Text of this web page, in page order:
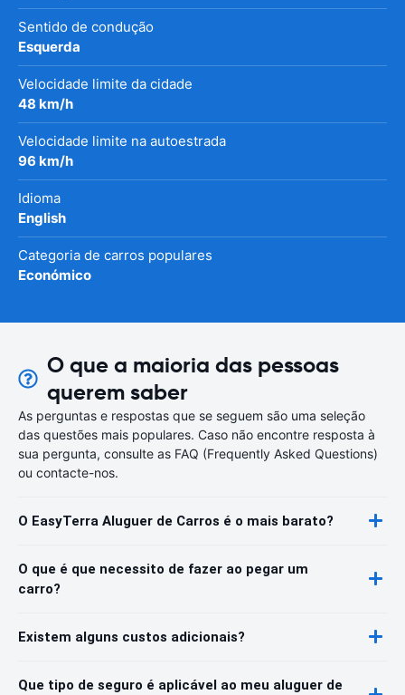
Sentido de condução
Esquerda
Velocidade limite da cidade
48 km/h
Velocidade limite na autoestrada
96 km/h
Idioma
English
Categoria de carros populares
Económico
O que a maioria das pessoas
querem saber
As perguntas e respostas que se seguem são uma seleção
das questões mais populares. Caso não encontre resposta à
sua pergunta, consulte as FAQ (Frequently Asked Questions)
ou contacte-nos.
O EasyTerra Aluguer de Carros é o mais barato?
O que é que necessito de fazer ao pegar um
carro?
Existem alguns custos adicionais?
Que tipo de seguro é aplicável ao meu aluguer de